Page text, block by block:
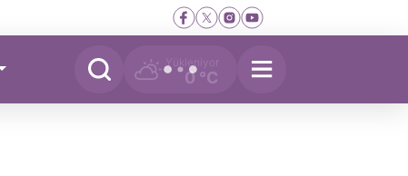
Yükleniyor
0 °C